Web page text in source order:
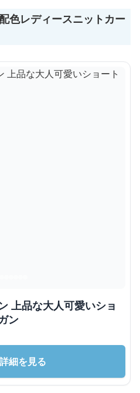
色レディースニットカー
上品な大人可愛いショ
ン
細を見る